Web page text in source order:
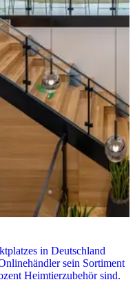
in Deutschland
sein Sortiment
Heimtierzubehör sind.